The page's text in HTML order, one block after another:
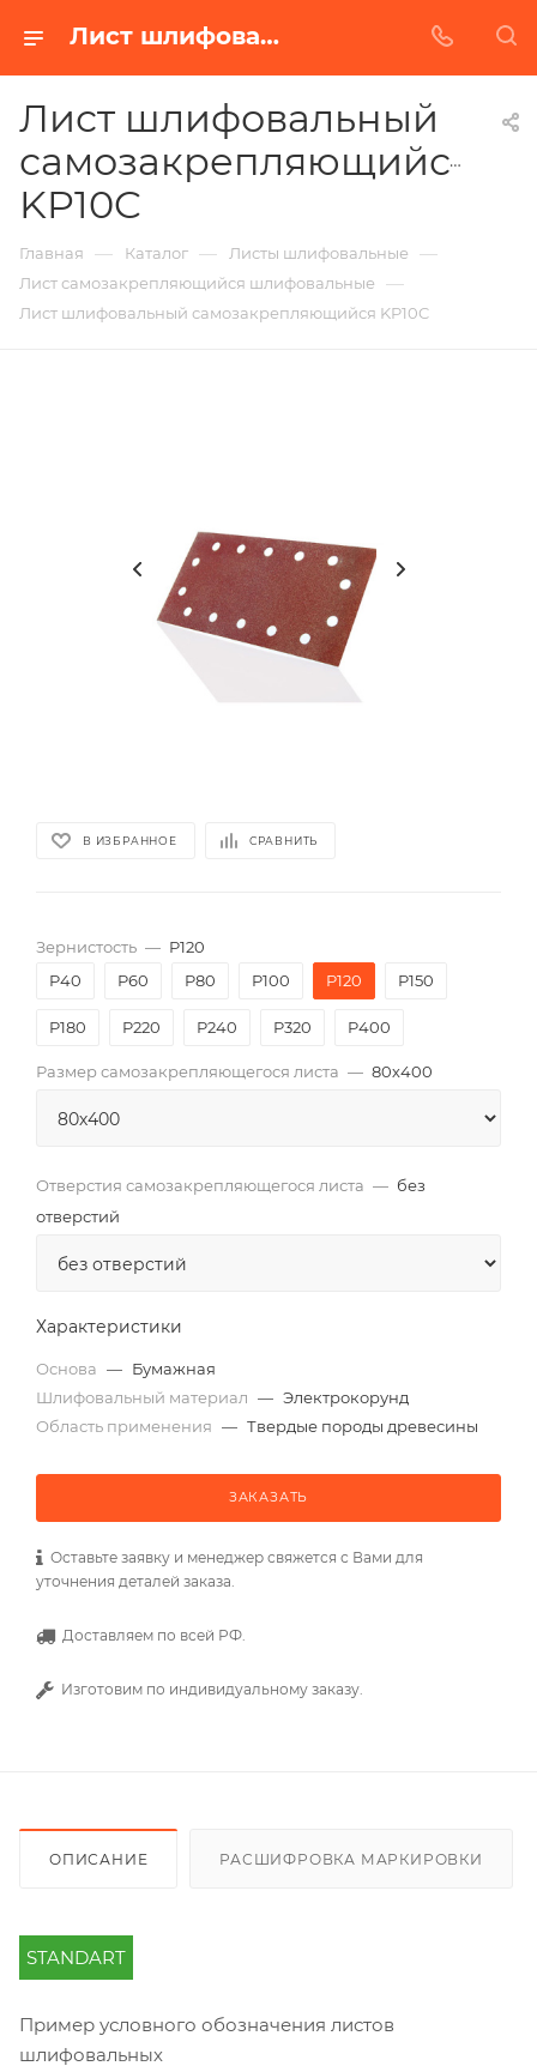
Лист шлифовальный самозакрепляющийся KP10C в Белгороде | Купить по недорогой цене от Абразивного Завода
Лист шлифовальный
самозакрепляющийся
KP10C
Главная — Каталог — Листы шлифовальные —
Лист самозакрепляющийся шлифовальные —
Лист шлифовальный самозакрепляющийся KP10C
В ИЗБРАННОЕ СРАВНИТЬ
Зернистость — P120
P40
P60 P80 P100 P120 P150
P180 P220 P240 P320 P400
Размер самозакрепляющегося листа — 80х400
Отверстия самозакрепляющегося листа — без
отверстий
Характеристики
Основа — Бумажная
Шлифовальный материал — Электрокорунд
Область применения — Твердые породы древесины
ЗАКАЗАТЬ
Оставьте заявку и менеджер свяжется с Вами для
уточнения деталей заказа.
Доставляем по всей РФ.
Изготовим по индивидуальному заказу.
ОПИСАНИЕ РАСШИФРОВКА МАРКИРОВКИ
STANDART
Пример условного обозначения листов
шлифовальных